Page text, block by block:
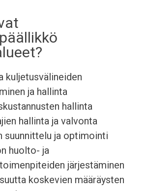
kuljetusvälineiden
ja hallinta
hallinta
hallinta ja valvonta
suunnittelu ja optimointi
huolto- ja
järjestäminen
koskevien määräysten